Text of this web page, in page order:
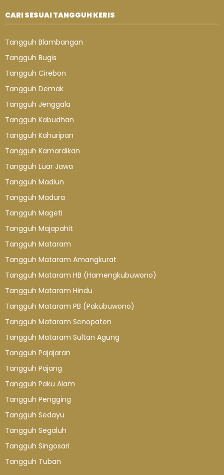
CARI SESUAI TANGGUH KERIS
Tangguh Blambangan
Tangguh Bugis
Tangguh Cirebon
Tangguh Demak
Tangguh Jenggala
Tangguh Kabudhan
Tangguh Kahuripan
Tangguh Kamardikan
Tangguh Luar Jawa
Tangguh Madiun
Tangguh Madura
Tangguh Mageti
Tangguh Majapahit
Tangguh Mataram
Tangguh Mataram Amangkurat
Tangguh Mataram HB (Hamengkubuwono)
Tangguh Mataram Hindu
Tangguh Mataram PB (Pakubuwono)
Tangguh Mataram Senopaten
Tangguh Mataram Sultan Agung
Tangguh Pajajaran
Tangguh Pajang
Tangguh Paku Alam
Tangguh Pengging
Tangguh Sedayu
Tangguh Segaluh
Tangguh Singosari
Tangguh Tuban